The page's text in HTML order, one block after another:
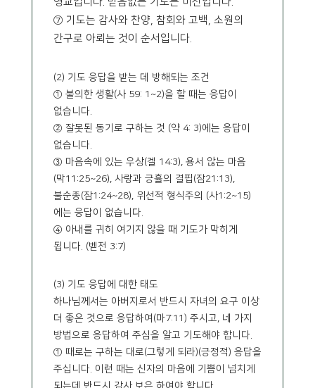
⑦ 기도는 감사와 찬양, 참회와 고백, 소원의
간구로 아뢰는 것이 순서입니다.
(2) 기도 응답을 받는 데 방해되는 조건
① 불의한 생활(사 59: 1~2)을 할 때는 응답이
없습니다.
② 잘못된 동기로 구하는 것 (약 4: 3)에는 응답이
없습니다.
③ 마음속에 있는 우상(겔 14:3), 용서 않는 마음
(막11:25~26), 사랑과 긍휼의 결핍(잠21:13),
불순종(잠1:24~28), 위선적 형식주의 (사1:2~15)
에는 응답이 없습니다.
④ 아내를 귀히 여기지 않을 때 기도가 막히게
됩니다. (벧전 3:7)
(3) 기도 응답에 대한 태도
하나님께서는 아버지로서 반드시 자녀의 요구 이상
더 좋은 것으로 응답하여(마7:11) 주시고, 네 가지
방법으로 응답하여 주심을 알고 기도해야 합니다.
① 때로는 구하는 대로(그렇게 되라)(긍정적) 응답을
주십니다. 이런 때는 신자의 마음에 기쁨이 넘치게